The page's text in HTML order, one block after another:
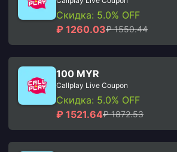
Скидка: 5.0% OFF
₽ 1260.03₽ 1550.44
100 MYR
Callplay Live Coupon
Скидка: 5.0% OFF
₽ 1521.64₽ 1872.53